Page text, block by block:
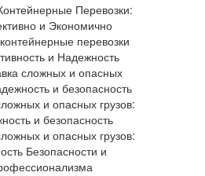
Перевозки:
и Экономично
перевозки
и Надежность
и опасных грузов:
и безопасность
и опасных грузов:
Безопасности и